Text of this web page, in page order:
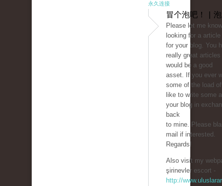
永久连接
冒个泡吧！ |
Please let me
looking for a
for your blog. You
really great
would be a good
asset. If you ever
some of the load
like to write some
your blog in
back
to mine. Please
mail if interested.
Regards!
Also visit my
şirinevler escort -
http://